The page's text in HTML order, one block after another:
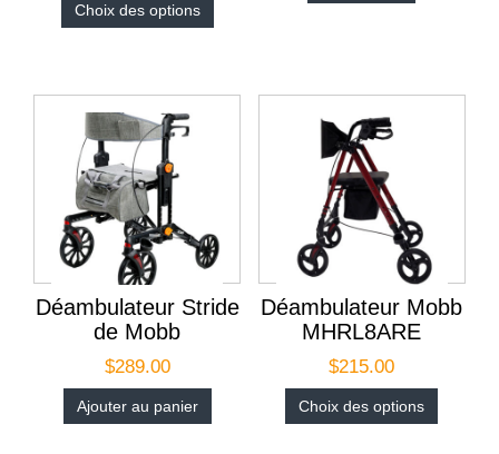
Choix des options
Déambulateur Stride
de Mobb
$289.00
Ajouter au panier
Déambulateur Mobb
MHRL8ARE
$215.00
Choix des options